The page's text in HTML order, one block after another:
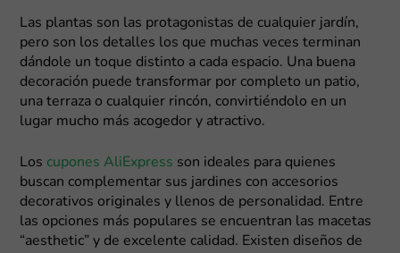
Las plantas son las protagonistas de cualquier jardín,
pero son los detalles los que muchas veces terminan
dándole un toque distinto a cada espacio. Una buena
decoración puede transformar por completo un patio,
una terraza o cualquier rincón, convirtiéndolo en un
lugar mucho más acogedor y atractivo.
Los cupones AliExpress son ideales para quienes
buscan complementar sus jardines con accesorios
decorativos originales y llenos de personalidad. Entre
las opciones más populares se encuentran las macetas
“aesthetic” y de excelente calidad. Existen diseños de